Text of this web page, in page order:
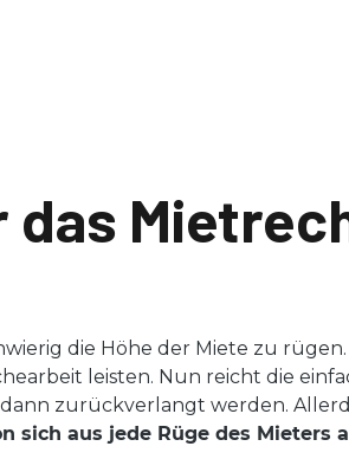
das
die Höhe der Miete zu
leisten. Nun reicht die
dann zurückverlangt werden.
sich aus jede Rüge des